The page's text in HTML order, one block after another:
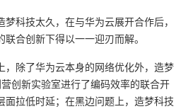
科技太久，在与华为云展开合作后，
合创新下得以一一迎刃而解。
，除了华为云本身的网络优化外，造梦
创新实验室进行了编码效率的联合开
拉低时延； 在黑边问题上，造梦科技